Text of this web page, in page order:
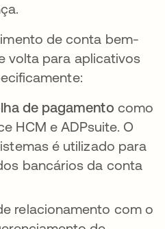
de conta bem-
volta para aplicativos
de pagamento como
HCM e ADPsuite. O
é utilizado para
bancários da conta
relacionamento com o